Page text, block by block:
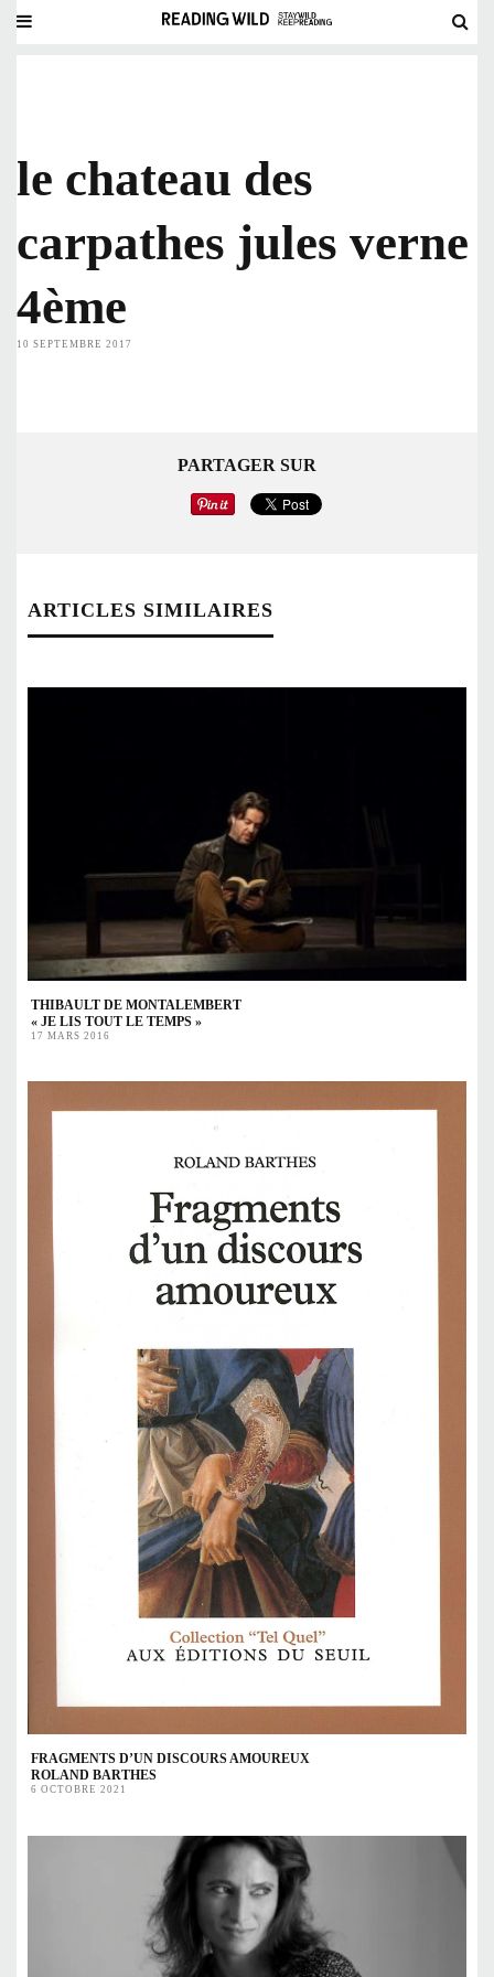
le chateau des
carpathes jules verne
4ème
10 SEPTEMBRE 2017
PARTAGER SUR
ARTICLES SIMILAIRES
THIBAULT DE MONTALEMBERT
« JE LIS TOUT LE TEMPS »
17 MARS 2016
FRAGMENTS D’UN DISCOURS AMOUREUX
ROLAND BARTHES
6 OCTOBRE 2021